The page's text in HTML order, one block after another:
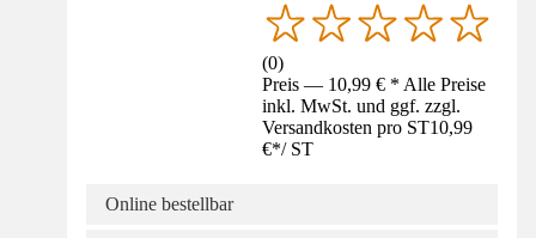
(0)
Preis — 10,99 € * Alle Preise
inkl. MwSt. und ggf. zzgl.
Versandkosten pro ST10,99
€*/ ST
Online bestellbar